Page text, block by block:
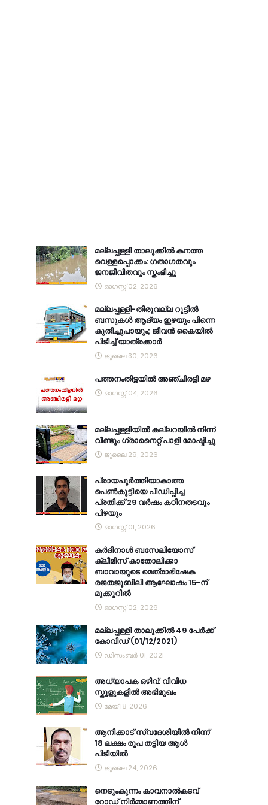
മല്ലപ്പള്ളി താലൂക്കിൽ കനത്ത
വെള്ളപ്പൊക്കം: ഗതാഗതവും
ജനജീവിതവും സ്തംഭിച്ചു
ഓഗസ്റ്റ് 02, 2026
മല്ലപ്പള്ളി-തിരുവല്ല റൂട്ടിൽ
ബസുകൾ ആദ്യം ഇഴയും പിന്നെ
കുതിച്ചുപായും; ജീവൻ കൈയിൽ
പിടിച്ച് യാത്രക്കാർ
ജൂലൈ 30, 2026
പത്തനംതിട്ടയിൽ അഞ്ചിരട്ടി മഴ
ഓഗസ്റ്റ് 04, 2026
മല്ലപ്പള്ളിയിൽ കല്ലറയിൽ നിന്ന്
വീണ്ടും ഗ്രാനൈറ്റ് പാളി മോഷ്ടിച്ചു
ജൂലൈ 29, 2026
പ്രായപൂർത്തിയാകാത്ത
പെൺകുട്ടിയെ പീഡിപ്പിച്ച
പ്രതിക്ക് 29 വർഷം കഠിനതടവും
പിഴയും
ഓഗസ്റ്റ് 01, 2026
കര്‍ദിനാള്‍ ബസേലിയോസ്
ക്ലീമിസ് കാതോലിക്കാ
ബാവായുടെ മെത്രാഭിഷേക
രജതജൂബിലി ആഘോഷം 15-ന്
മുക്കൂറില്‍
ഓഗസ്റ്റ് 02, 2026
മല്ലപ്പള്ളി താലൂക്കിൽ 49 പേർക്ക്
കോവിഡ് (01/12/2021)
ഡിസംബർ 01, 2021
അധ്യാപക ഒഴിവ്: വിവിധ
സ്കൂളുകളിൽ അഭിമുഖം
മേയ് 18, 2026
ആനിക്കാട് സ്വദേശിയിൽ നിന്ന്
18 ലക്ഷം രൂപ തട്ടിയ ആൾ
പിടിയിൽ
ജൂലൈ 24, 2026
നെടുംകുന്നം കാവനാല്‍കടവ്
റോഡ് നിര്‍മ്മാണത്തിന്